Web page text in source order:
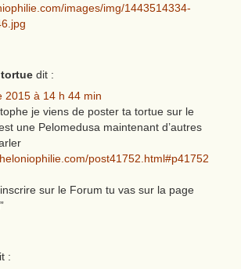
images/img/1443514334-
dit :
2015 à 14 h 44 min
je viens de poster ta tortue sur le
une Pelomedusa maintenant d’autres
post41752.html#p41752
sur le Forum tu vas sur la page
: